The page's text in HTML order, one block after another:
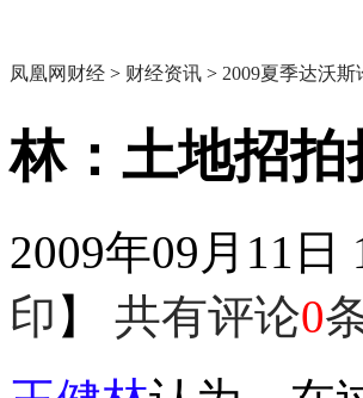
凤凰网财经 > 财经资讯 > 2009夏季达沃斯
林：土地招
2009年09月11日
印 】 共有评论0